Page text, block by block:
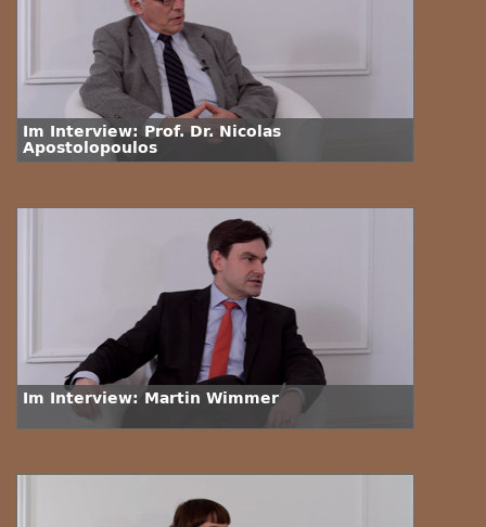
Im Interview: Prof. Dr. Nicolas
Apostolopoulos
Im Interview: Martin Wimmer